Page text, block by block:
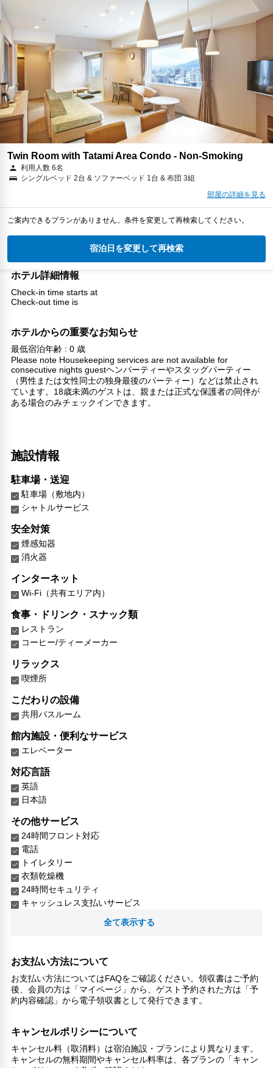
Twin Room with Tatami Area Condo - Non-Smoking
利用人数 6名
シングルベッド 2台 & ソファーベッド 1台 & 布団 3組
部屋の詳細を見る
ご案内できるプランがありません。条件を変更して再検索してください。
宿泊日を変更して再検索
ホテル詳細情報
Check-in time starts at
Check-out time is
ホテルからの重要なお知らせ
最低宿泊年齢 : 0 歳
Please note Housekeeping services are not available for
consecutive nights guestヘンパーティーやスタッグパーティー
（男性または女性同士の独身最後のパーティー）などは禁止され
ています。18歳未満のゲストは、親または正式な保護者の同伴が
ある場合のみチェックインできます。
施設情報
駐車場・送迎
駐車場（敷地内）
シャトルサービス
安全対策
煙感知器
消火器
インターネット
Wi-Fi（共有エリア内）
食事・ドリンク・スナック類
レストラン
コーヒー/ティーメーカー
リラックス
喫煙所
こだわりの設備
共用バスルーム
館内施設・便利なサービス
エレベーター
対応言語
英語
日本語
その他サービス
24時間フロント対応
電話
トイレタリー
衣類乾燥機
24時間セキュリティ
キャッシュレス支払いサービス
全て表示する
お支払い方法について
お支払い方法についてはFAQをご確認ください。領収書はご予約
後、会員の方は「マイページ」から、ゲスト予約された方は「予
約内容確認」から電子領収書として発行できます。
キャンセルポリシーについて
キャンセル料（取消料）は宿泊施設・プランにより異なります。
キャンセルの無料期間やキャンセル料率は、各プランの「キャン